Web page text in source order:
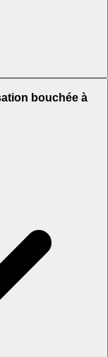
bouchée à